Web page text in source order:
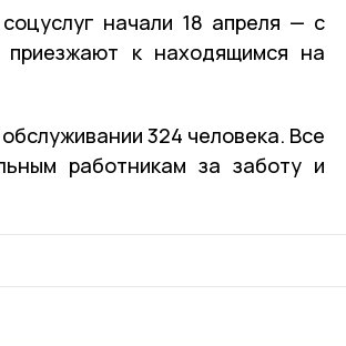
начали 18 апреля — с
к находящимся на
324 человека. Все
работникам за заботу и